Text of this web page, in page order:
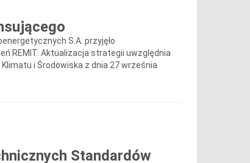
S.A. przyjęło
REMIT. Aktualizacja strategii uwzględnia
i Środowiska z dnia 27 września
Standardów